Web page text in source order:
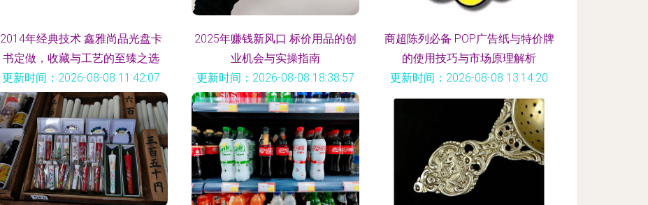
2014年经典技术 鑫雅尚品光盘卡
书定做，收藏与工艺的至臻之选
更新时间：2026-08-08 11:42:07
2025年赚钱新风口 标价用品的创
业机会与实操指南
更新时间：2026-08-08 18:38:57
商超陈列必备 POP广告纸与特价牌
的使用技巧与市场原理解析
更新时间：2026-08-08 13:14:20